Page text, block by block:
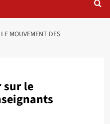
MOUVEMENT DES
sur le